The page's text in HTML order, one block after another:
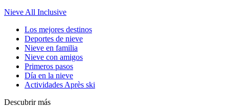
Nieve All Inclusive
Los mejores destinos
Deportes de nieve
Nieve en familia
Nieve con amigos
Primeros pasos
Día en la nieve
Actividades Après ski
Descubrir más